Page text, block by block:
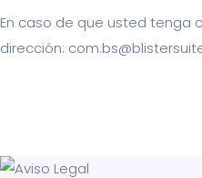
En caso de que usted tenga
dirección: